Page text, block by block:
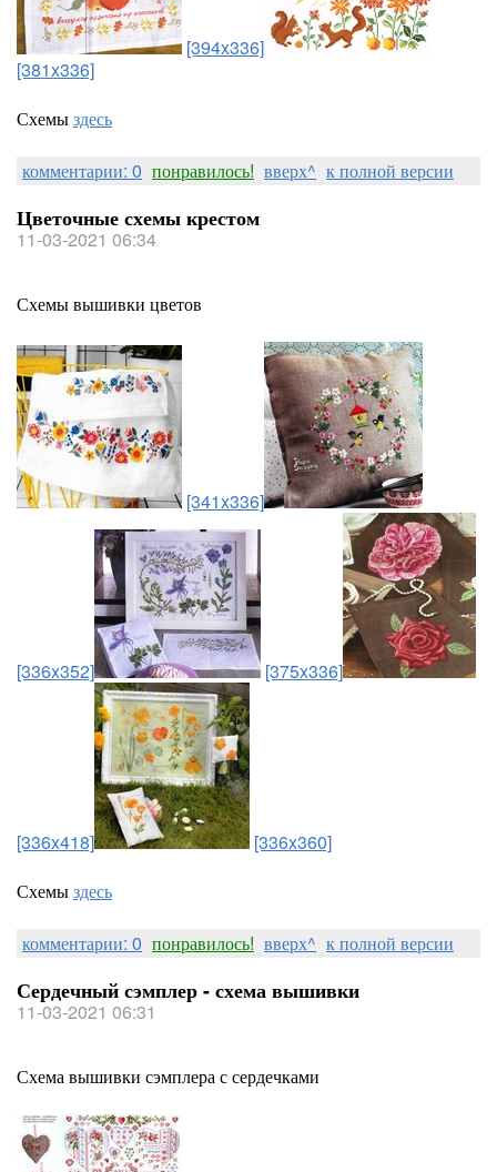
[394x336]
[381x336]
Схемыздесь
комментарии: 0 понравилось! вверх^ к полной версии
Цветочные схемы крестом
11-03-2021 06:34
Схемы вышивки цветов
[341x336]
[336x352] [375x336]
[336x418]
[336x360]
Схемыздесь
комментарии: 0 понравилось! вверх^ к полной версии
Сердечный сэмплер - схема вышивки
11-03-2021 06:31
Схема вышивки сэмплера с сердечками